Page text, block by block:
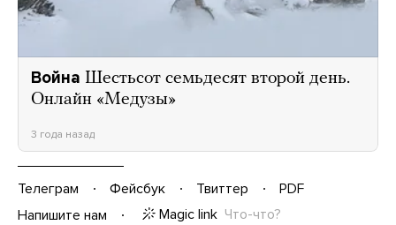
Война Шестьсот семьдесят второй день.
Онлайн «Медузы»
3 года назад
Телеграм Фейсбук Твиттер
PDF
Напишите нам
Magic link Что-что?